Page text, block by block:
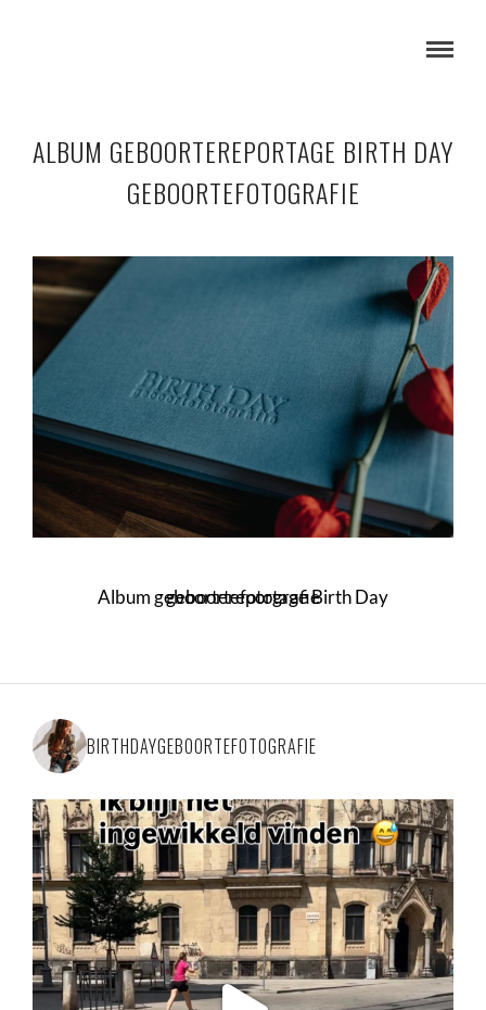
ALBUM GEBOORTEREPORTAGE BIRTH DAY
GEBOORTEFOTOGRAFIE
Album geboortereportage Birth Day geboortefotografie
BIRTHDAYGEBOORTEFOTOGRAFIE